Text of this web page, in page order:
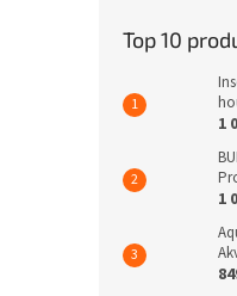
Top 10
1
1